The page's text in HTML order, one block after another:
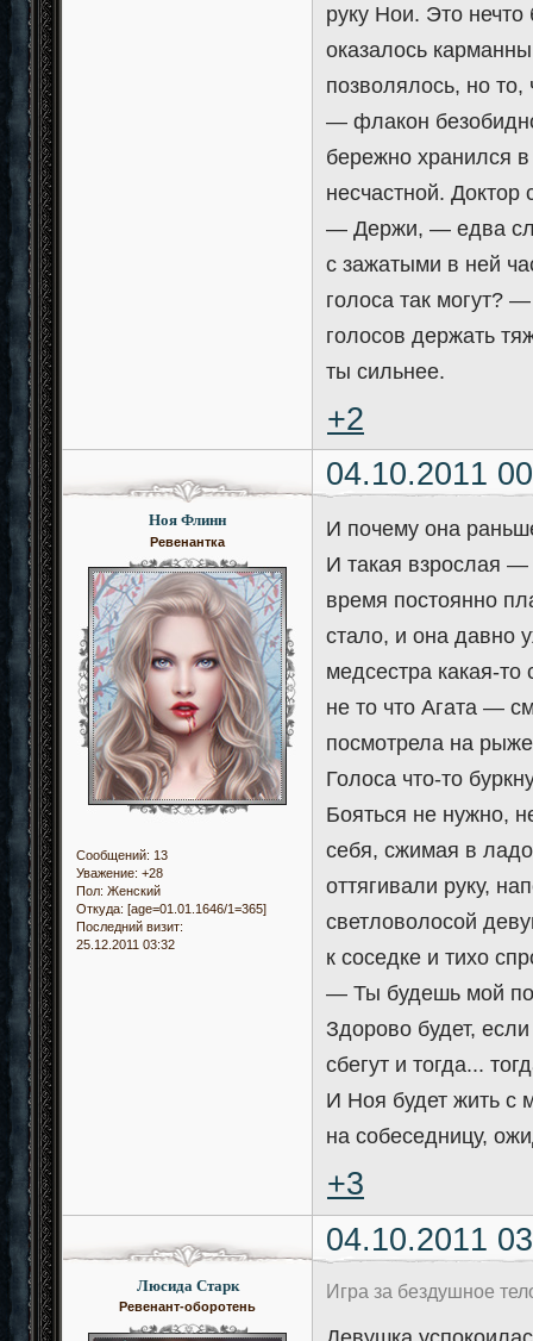
руку Нои. Это
оказалось
позволялось, но
— флакон
бережно хранился
несчастной. Доктор
— Держи, — едва
с зажатыми в ней
голоса так могут?
голосов держать
ты сильнее.
+2
04.10.2011
Ноя Флинн
Ревенантка
Сообщений: 13
Уважение: +28
Пол: Женский
Откуда: [age=01.01.1646/1=365]
Последний визит:
25.12.2011 03:32
И почему она
И такая взрослая —
время постоянно
стало, и она давно
медсестра какая-то
не то что Агата —
посмотрела на
Голоса что-то
Бояться не нужно,
себя, сжимая в
оттягивали руку,
светловолосой
к соседке и тихо
— Ты будешь мой
Здорово будет,
сбегут и тогда...
И Ноя будет жить с
на собеседницу,
+3
04.10.2011
Люсида Старк
Ревенант-оборотень
Игра за бездушное